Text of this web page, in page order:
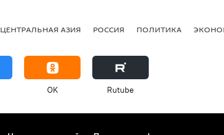
ЦЕНТРАЛЬНАЯ АЗИЯ РОССИЯ ПОЛИТИКА
OK Rutube